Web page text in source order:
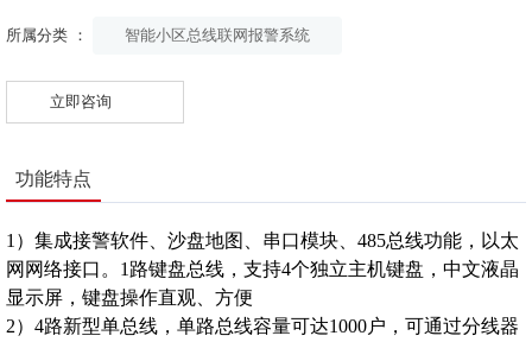
所属分类 ： 智能小区总线联网报警系统
立即咨询
功能特点
1）集成接警软件、沙盘地图、串口模块、485总线功能，以太
网网络接口。1路键盘总线，支持4个独立主机键盘，中文液晶
显示屏，键盘操作直观、方便
2）4路新型单总线，单路总线容量可达1000户，可通过分线器